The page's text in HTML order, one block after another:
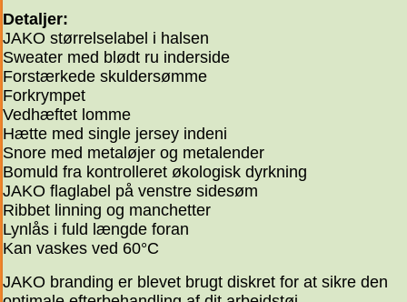
Detaljer:
JAKO størrelselabel i halsen
Sweater med blødt ru inderside
Forstærkede skuldersømme
Forkrympet
Vedhæftet lomme
Hætte med single jersey indeni
Snore med metaløjer og metalender
Bomuld fra kontrolleret økologisk dyrkning
JAKO flaglabel på venstre sidesøm
Ribbet linning og manchetter
Lynlås i fuld længde foran
Kan vaskes ved 60°C
JAKO branding er blevet brugt diskret for at sikre den